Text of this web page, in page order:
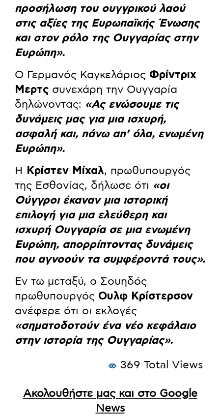
προσήλωση του ουγγρικού λαού
στις αξίες της Ευρωπαϊκής Ένωσης
και στον ρόλο της Ουγγαρίας στην
Ευρώπη».
Ο Γερμανός Καγκελάριος Φρίντριχ
Μερτς συνεχάρη την Ουγγαρία
δηλώνοντας: «Ας ενώσουμε τις
δυνάμεις μας για μια ισχυρή,
ασφαλή και, πάνω απ’ όλα, ενωμένη
Ευρώπη».
Η Κρίστεν Μίχαλ, πρωθυπουργός
της Εσθονίας, δήλωσε ότι «οι
Ούγγροι έκαναν μια ιστορική
επιλογή για μια ελεύθερη και
ισχυρή Ουγγαρία σε μια ενωμένη
Ευρώπη, απορρίπτοντας δυνάμεις
που αγνοούν τα συμφέροντά τους».
Εν τω μεταξύ, ο Σουηδός
πρωθυπουργός Ουλφ Κρίστερσον
ανέφερε ότι οι εκλογές
«σηματοδοτούν ένα νέο κεφάλαιο
στην ιστορία της Ουγγαρίας».
369 Total Views
Ακολουθήστε μας και στο Google
News